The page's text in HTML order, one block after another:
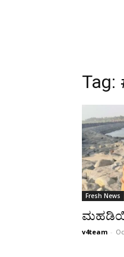
Tag:
Fresh News
v4team -